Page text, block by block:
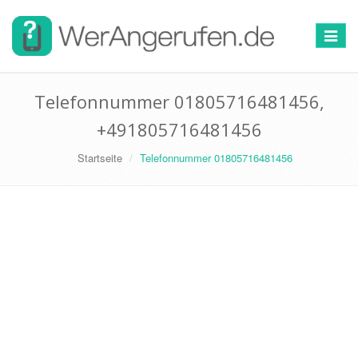
Toggle
Telefonnummer 01805716481456,
+491805716481456
Startseite Telefonnummer 01805716481456